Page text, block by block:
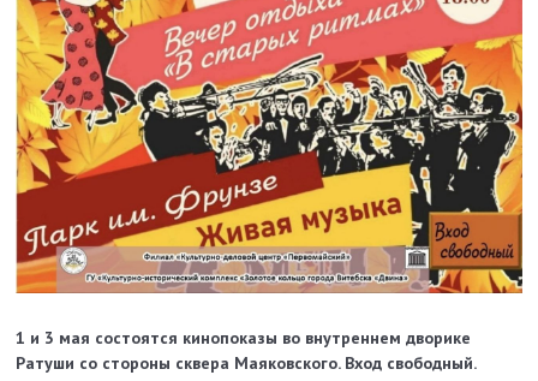
1 и 3 мая состоятся кинопоказы во внутреннем дворике
Ратуши со стороны сквера Маяковского. Вход свободный.